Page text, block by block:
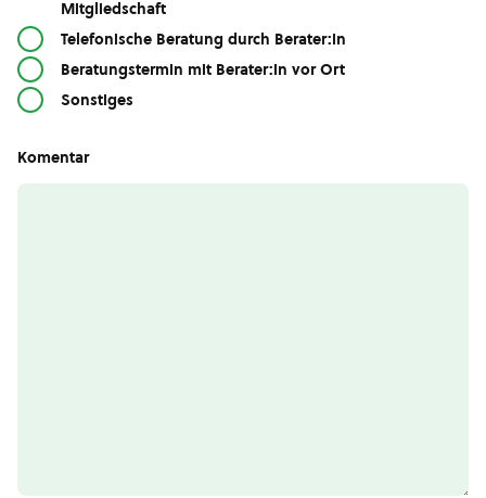
Mitgliedschaft
Telefonische Beratung durch Berater:in
Beratungstermin mit Berater:in vor Ort
Sonstiges
Komentar